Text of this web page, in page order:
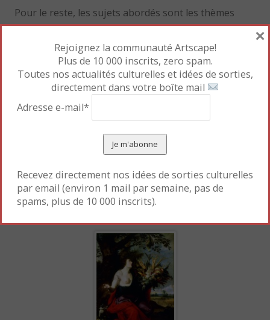
Pour le reste, les sujets abordés sont les thèmes
mythologiques et religieux (Vierge à l’Enfant dans un
médaillon de fleurs de Andries Danielsz), les
paysages qui démontrent l’habileté des artistes
flamands à capter l’essence du milieu naturel, les
portraits et les natures mortes. Exercice d’exaltation
de la peinture, qui force l’admiration du spectateur
Nature morte dans un vasede Gaspar-Pieter
Verbruggen l’Ancien ;Vase de jardin avec fleurs
Gaspar-Pieter Verbruggen le Jeune). Ou
bien procédé allégorique (Allégorie de l’Etéde Juan
Van Der Hamen y Leon).
Rejoignez la communauté Artscape!
Plus de 10 000 inscrits, zero spam.
Toutes nos actualités culturelles et idées de sorties,
directement dans votre boîte mail
Adresse e-mail*
Recevez directement nos idées de sorties culturelles
par email (environ 1 mail par semaine, pas de
spams, plus de 10 000 inscrits).
×